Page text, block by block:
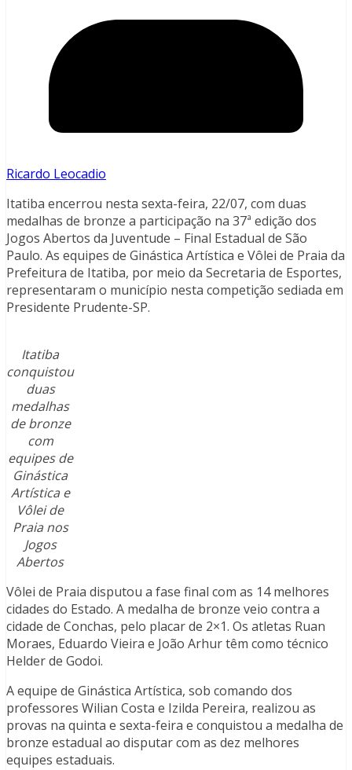
Ricardo Leocadio
Itatiba encerrou nesta sexta-feira, 22/07, com duas
medalhas de bronze a participação na 37ª edição dos
Jogos Abertos da Juventude – Final Estadual de São
Paulo. As equipes de Ginástica Artística e Vôlei de Praia da
Prefeitura de Itatiba, por meio da Secretaria de Esportes,
representaram o município nesta competição sediada em
Presidente Prudente-SP.
Itatiba
conquistou
duas
medalhas
de bronze
com
equipes de
Ginástica
Artística e
Vôlei de
Praia nos
Jogos
Abertos
Vôlei de Praia disputou a fase final com as 14 melhores
cidades do Estado. A medalha de bronze veio contra a
cidade de Conchas, pelo placar de 2×1. Os atletas Ruan
Moraes, Eduardo Vieira e João Arhur têm como técnico
Helder de Godoi.
A equipe de Ginástica Artística, sob comando dos
professores Wilian Costa e Izilda Pereira, realizou as
provas na quinta e sexta-feira e conquistou a medalha de
bronze estadual ao disputar com as dez melhores
equipes estaduais.